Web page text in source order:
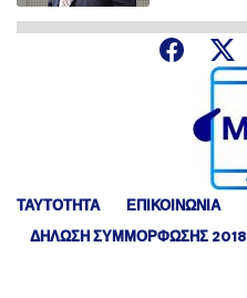
ΤΑΥΤΟΤΗΤΑ ΕΠΙΚΟΙΝΩΝΙΑ
ΔΉΛΩΣΗ ΣΥΜΜΌΡΦΩΣΗΣ